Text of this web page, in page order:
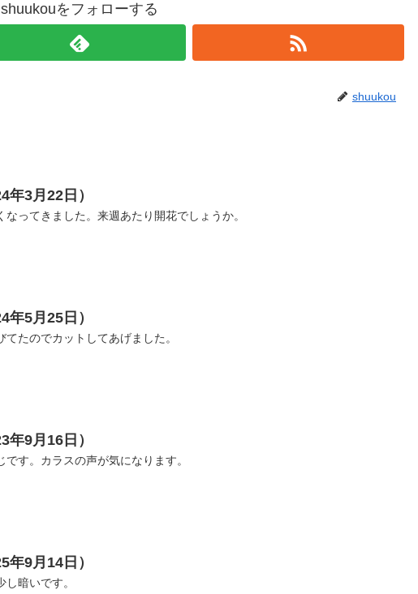
shuukouをフォローする
shuukou
年3月22日）
なってきました。来週あたり開花でしょうか。
年5月25日）
てたのでカットしてあげました。
年9月16日）
です。カラスの声が気になります。
年9月14日）
暗いです。